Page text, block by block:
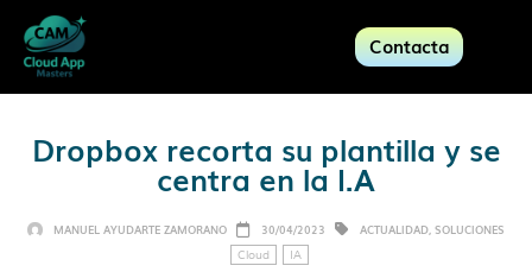
Contacta
Dropbox recorta su plantilla y se
centra en la I.A
MANUEL AYUDARTE ZAMORANO 30/04/2023 ACTUALIDAD, SOLUCIONES
Cloud IA